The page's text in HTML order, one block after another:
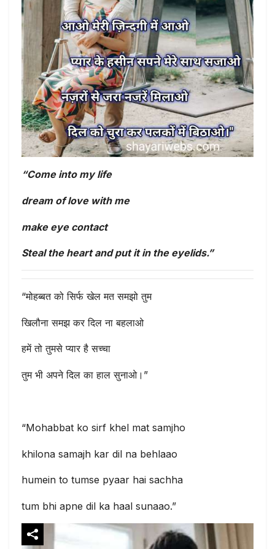
“Come into my life
dream of love with me
make eye contact
Steal the heart and put it in the eyelids.”
“मोहब्बत को सिर्फ खेल मत समझो तुम
खिलौना समझ कर दिल ना बहलाओ
हमें तो तुमसे प्यार है सच्चा
तुम भी अपने दिल का हाल सुनाओ।”
“Mohabbat ko sirf khel mat samjho
khilona samajh kar dil na behlaao
humein to tumse pyaar hai sachha
tum bhi apne dil ka haal sunaao.”